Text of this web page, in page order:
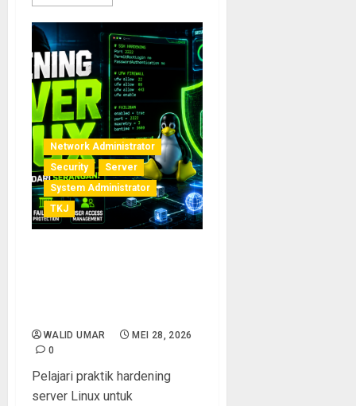
Network Administrator
Security
Server
System Administrator
TKJ
WALID UMAR
MEI 28, 2026
0
Pelajari praktik hardening
server Linux untuk